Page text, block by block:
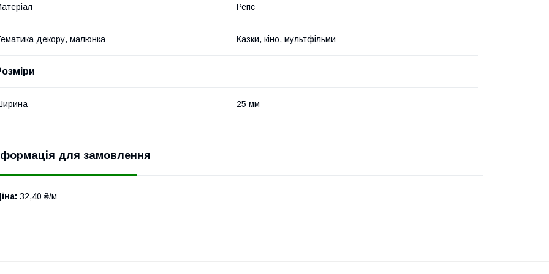
Репс
декору, малюнка Казки, кіно, мультфільми
25 мм
для замовлення
32,40 ₴/м